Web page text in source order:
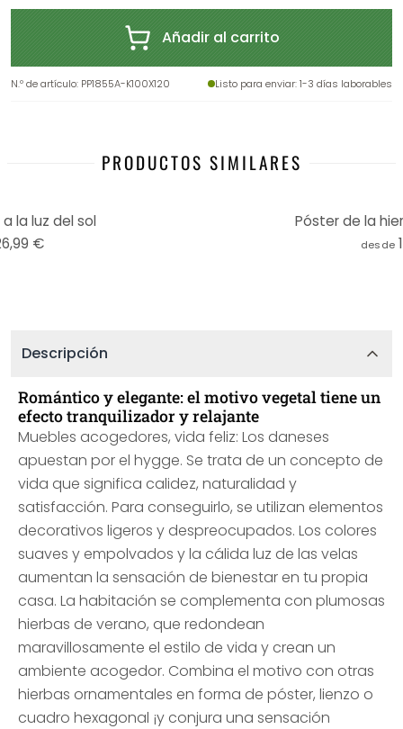
Añadir al carrito
N.º de artículo: PP1855A-K100X120 Listo para enviar: 1-3 días laborables
PRODUCTOS SIMILARES
la luz del sol
€
Póster de la
desde
Descripción
Romántico y elegante: el motivo vegetal tiene un
efecto tranquilizador y relajante
Muebles acogedores, vida feliz: Los daneses
apuestan por el hygge. Se trata de un concepto de
vida que significa calidez, naturalidad y
satisfacción. Para conseguirlo, se utilizan elementos
decorativos ligeros y despreocupados. Los colores
suaves y empolvados y la cálida luz de las velas
aumentan la sensación de bienestar en tu propia
casa. La habitación se complementa con plumosas
hierbas de verano, que redondean
maravillosamente el estilo de vida y crean un
ambiente acogedor. Combina el motivo con otras
hierbas ornamentales en forma de póster, lienzo o
cuadro hexagonal ¡y conjura una sensación